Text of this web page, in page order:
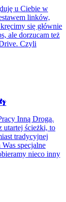
u Ciebie w
linków,
się głównie
ale dorzucam też
Czyli
Inną Drogą.
utartej ścieżki, to
tradycyjnej
specjalne
nieco inny